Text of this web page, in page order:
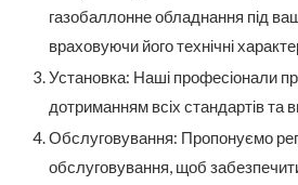
газобаллонне обладнання під
враховуючи його технічні
Установка: Наші професіонали
дотриманням всіх стандартів та
Обслуговування: Пропонуємо
обслуговування, щоб